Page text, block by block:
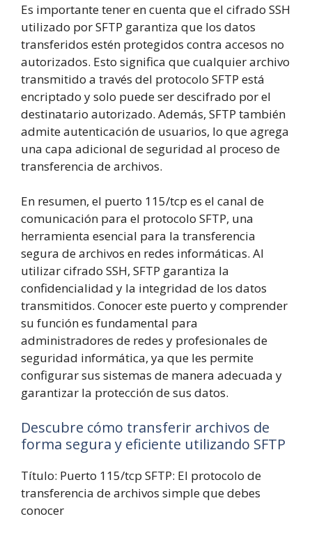
Es importante tener en cuenta que el cifrado SSH
utilizado por SFTP garantiza que los datos
transferidos estén protegidos contra accesos no
autorizados. Esto significa que cualquier archivo
transmitido a través del protocolo SFTP está
encriptado y solo puede ser descifrado por el
destinatario autorizado. Además, SFTP también
admite autenticación de usuarios, lo que agrega
una capa adicional de seguridad al proceso de
transferencia de archivos.
En resumen, el puerto 115/tcp es el canal de
comunicación para el protocolo SFTP, una
herramienta esencial para la transferencia
segura de archivos en redes informáticas. Al
utilizar cifrado SSH, SFTP garantiza la
confidencialidad y la integridad de los datos
transmitidos. Conocer este puerto y comprender
su función es fundamental para
administradores de redes y profesionales de
seguridad informática, ya que les permite
configurar sus sistemas de manera adecuada y
garantizar la protección de sus datos.
Descubre cómo transferir archivos de
forma segura y eficiente utilizando SFTP
Título: Puerto 115/tcp SFTP: El protocolo de
transferencia de archivos simple que debes
conocer